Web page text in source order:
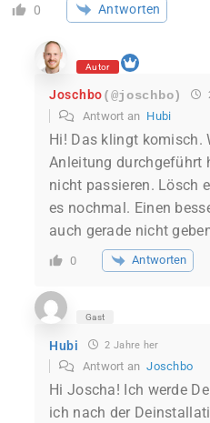
0 Antworten
Autor
Joschbo(@joschbo)
Antwort an Hubi
Hi! Das klingt komisch.
Anleitung durchgeführt
nicht passieren. Lösch
es nochmal. Einen
auch gerade nicht
0 Antworten
Gast
Hubi 2 Jahre her
Antwort anJoschbo
Hi Joscha! Ich werde
ich nach der